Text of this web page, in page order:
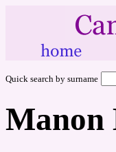
Quick search by surname
Manon